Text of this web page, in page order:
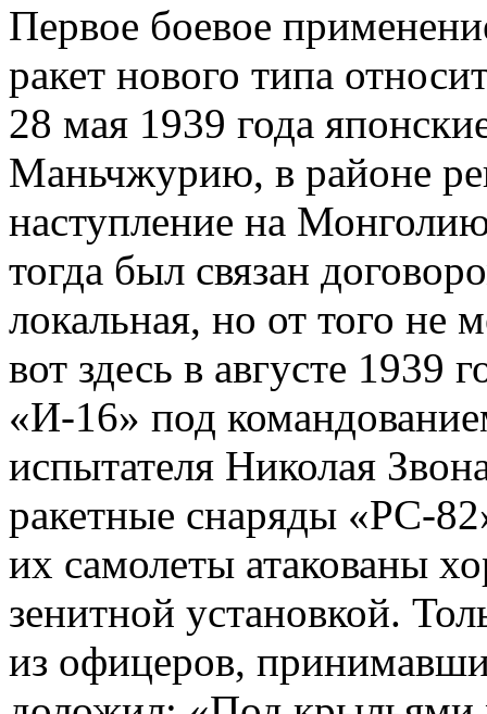
Первое боевое
ракет нового типа
28 мая 1939 года
Маньчжурию, в районе
наступление на
тогда был связан
локальная, но от того не
вот здесь в августе 1939
«И-16» под
испытателя Николая
ракетные снаряды «РС-
их самолеты атакованы
зенитной установкой.
из офицеров,